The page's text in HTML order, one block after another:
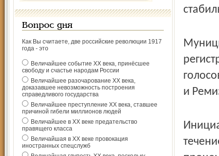
Вопрос дня
Как Вы считаете, две российские революции 1917
года - это
Величайшее событие ХХ века, принёсшее
свободу и счастье народам России
Величайшее разочарование ХХ века,
доказавшее невозможность построения
справедливого государства
Величайшее преступление ХХ века, ставшее
причиной гибели миллионов людей
Величайшее в ХХ веке предательство
правящего класса
Величайшая в ХХ веке провокация
иностранных спецслужб
и